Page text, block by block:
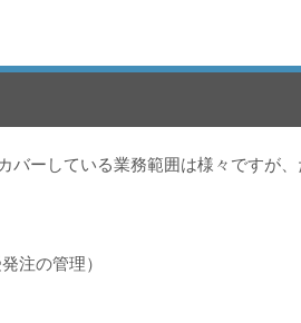
ーしている業務範囲は様々ですが
注の管理）